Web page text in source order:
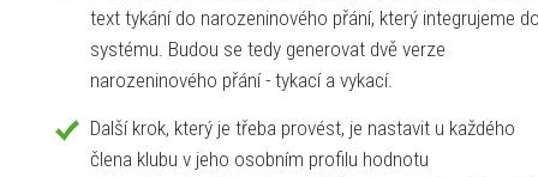
text tykání do narozeninového přání, který integrujeme
systému. Budou se tedy generovat dvě verze
narozeninového přání - tykací a vykací.
Další krok, který je třeba provést, je nastavit u každého
člena klubu v jeho osobním profilu hodnotu